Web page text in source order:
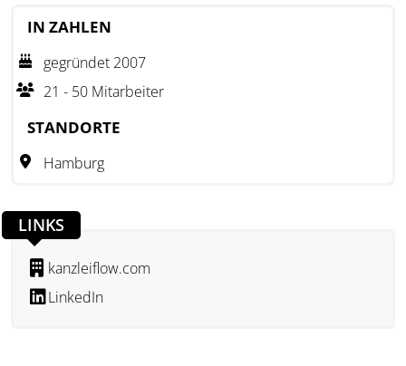
IN ZAHLEN
gegründet 2007
21 - 50 Mitarbeiter
STANDORTE
Hamburg
LINKS
kanzleiflow.com
LinkedIn